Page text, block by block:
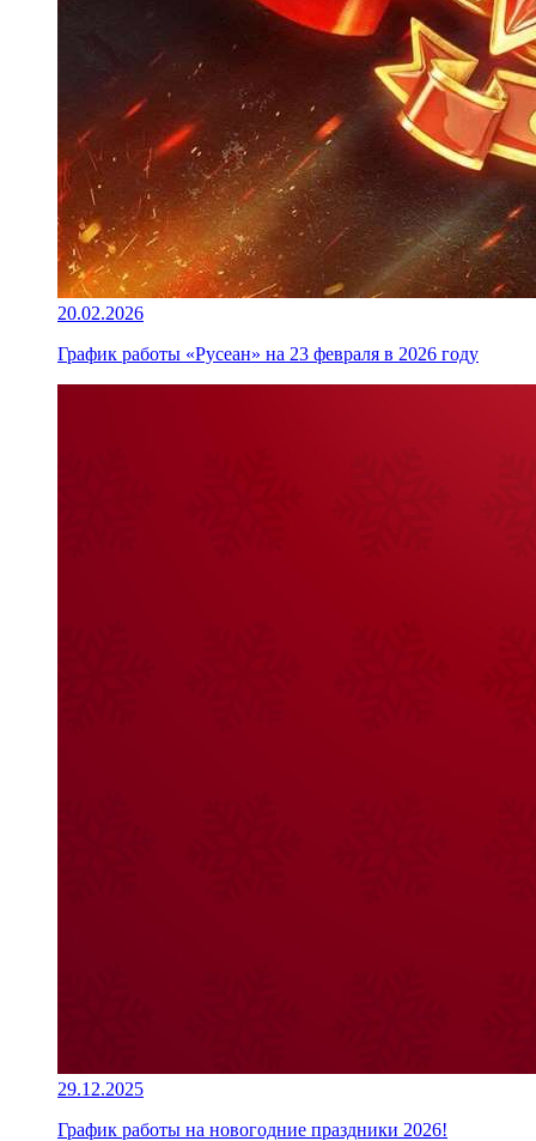
20.02.2026
График работы «Русеан» на 23 февраля в 2026 году
29.12.2025
График работы на новогодние праздники 2026!